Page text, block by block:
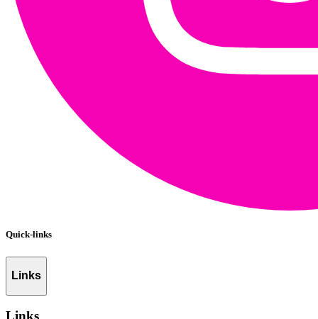
Quick-links
Links